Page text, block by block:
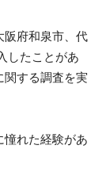
阪府和泉市、代
したことがあ
関する調査を実
れた経験があ